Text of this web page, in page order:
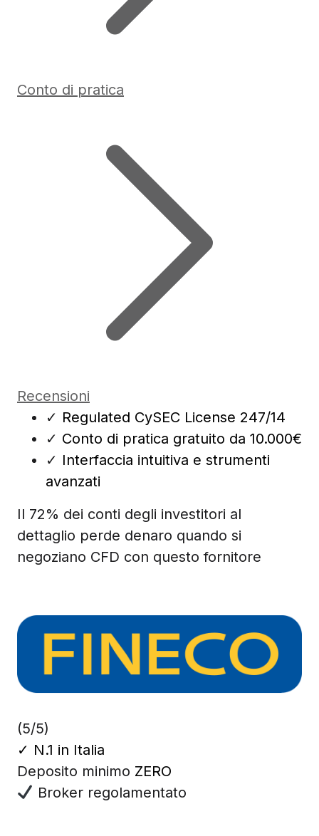
Conto di pratica
Recensioni
✓ Regulated CySEC License 247/14
✓ Conto di pratica gratuito da 10.000€
✓ Interfaccia intuitiva e strumenti
avanzati
Il 72% dei conti degli investitori al
dettaglio perde denaro quando si
negoziano CFD con questo fornitore
(5/5)
✓ N.1 in Italia
Deposito minimo ZERO
Broker regolamentato